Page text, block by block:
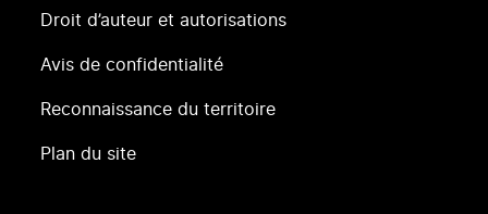
Droit d’auteur et autorisations
Avis de confidentialité
Reconnaissance du territoire
Plan du site